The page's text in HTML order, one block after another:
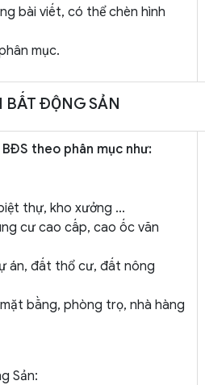
bài viết, có thể chèn hình
mục.
ĐỘNG SẢN
theo phân mục như:
thự, kho xưởng ...
cư cao cấp, cao ốc văn
án, đất thổ cư, đất nông
bằng, phòng trọ, nhà hàng
Sản: